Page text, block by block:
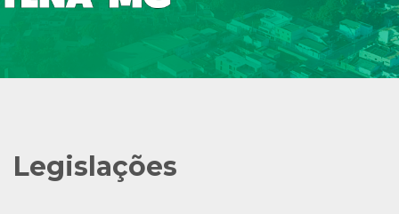
Legislações